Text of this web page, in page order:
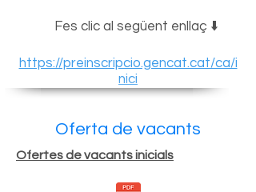
Fes clic al següent enllaç ⬇️
https://preinscripcio.gencat.cat/ca/i
nici
Oferta de vacants
Ofertes de vacants inicials